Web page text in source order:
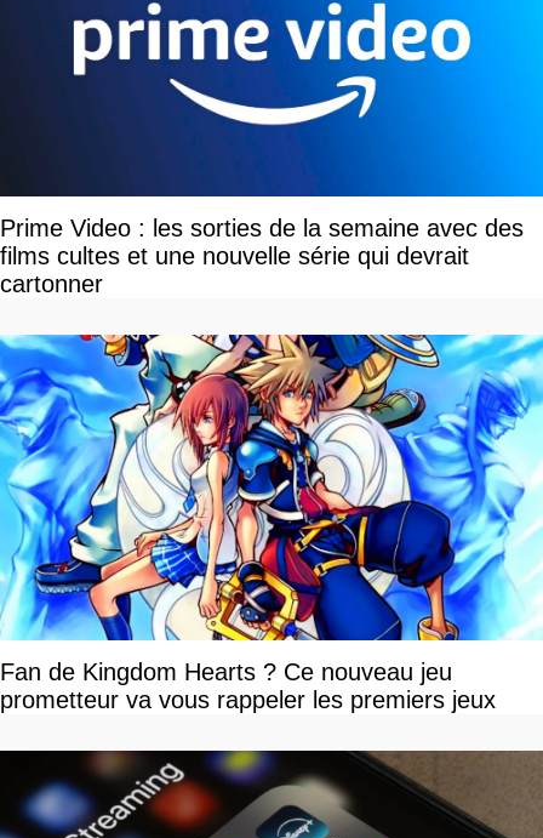
Prime Video : les sorties de la semaine avec des
films cultes et une nouvelle série qui devrait
cartonner
Fan de Kingdom Hearts ? Ce nouveau jeu
prometteur va vous rappeler les premiers jeux